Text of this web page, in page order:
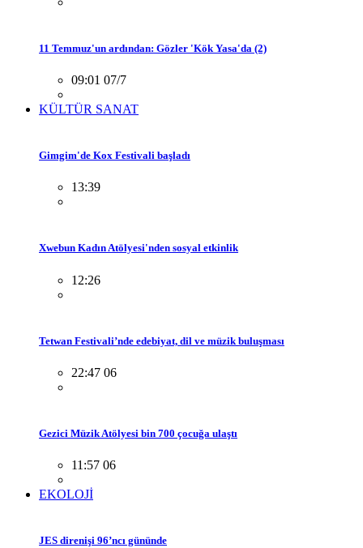
11 Temmuz'un ardından: Gözler 'Kök Yasa'da (2)
09:01 07/7
KÜLTÜR SANAT
Gimgim'de Kox Festivali başladı
13:39
Xwebun Kadın Atölyesi'nden sosyal etkinlik
12:26
Tetwan Festivali’nde edebiyat, dil ve müzik buluşması
22:47 06
Gezici Müzik Atölyesi bin 700 çocuğa ulaştı
11:57 06
EKOLOJİ
JES direnişi 96’ncı gününde